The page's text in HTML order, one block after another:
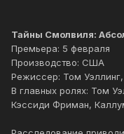
Тайны Смолвиля:
Премьера: 5 февраля
Производство: США
Режиссер: Том Уэллинг,
В главных ролях: Том
Кэссиди Фриман,